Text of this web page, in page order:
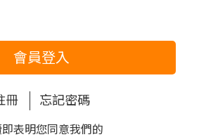
會員登入
冊 忘記密碼
表明您同意我們的